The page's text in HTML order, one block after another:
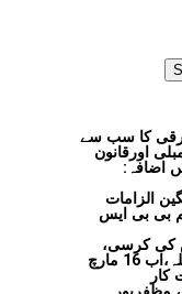
ترقی کا سب سے
اورقانون
اضافہ:
الزامات
میںآئی جی آئی ایم ایس کے 6 ایم بی بی ایس
کی کرسی،
بہار حکومت کی سفارش پر لیا گیا فیصلہ،اب 16 مارچ